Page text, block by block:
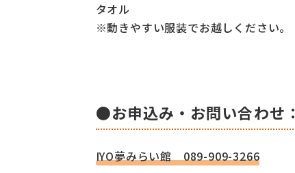
タオル
※動きやすい服装でお越しください。
●お申込み・お問い合わせ：
IYO夢みらい館 089-909-3266